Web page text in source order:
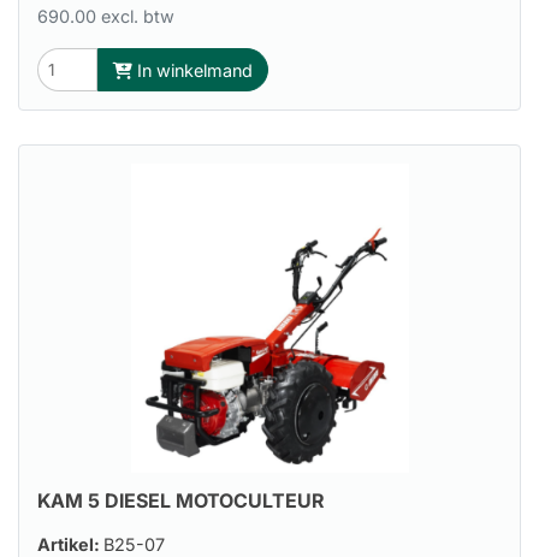
690.00 excl. btw
In winkelmand
KAM 5 DIESEL MOTOCULTEUR
Artikel: B25-07